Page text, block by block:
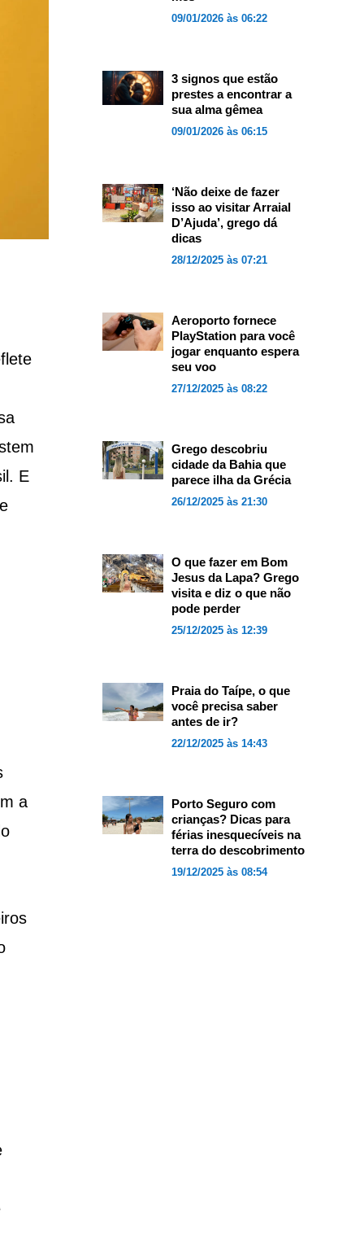
E
a
09/01/2026 às 06:22
3 signos que estão
prestes a encontrar a
sua alma gêmea
09/01/2026 às 06:15
‘Não deixe de fazer
isso ao visitar Arraial
D’Ajuda’, grego dá
dicas
28/12/2025 às 07:21
Aeroporto fornece
PlayStation para você
jogar enquanto espera
seu voo
27/12/2025 às 08:22
Grego descobriu
cidade da Bahia que
parece ilha da Grécia
26/12/2025 às 21:30
O que fazer em Bom
Jesus da Lapa? Grego
visita e diz o que não
pode perder
25/12/2025 às 12:39
Praia do Taípe, o que
você precisa saber
antes de ir?
22/12/2025 às 14:43
Porto Seguro com
crianças? Dicas para
férias inesquecíveis na
terra do descobrimento
19/12/2025 às 08:54